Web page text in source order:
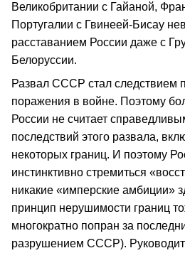
Великобритании с Гайаной,
Португалии с Гвинеей-Бисау
расставанием России даже с
Белоруссии.
Развал СССР стал следствием
поражения в войне. Поэтому
России не считает
последствий этого развала,
некоторых границ. И поэтому
инстинктивно стремиться
никакие «имперские амбиции»
принцип нерушимости границ
многократно попран за
разрушением СССР).